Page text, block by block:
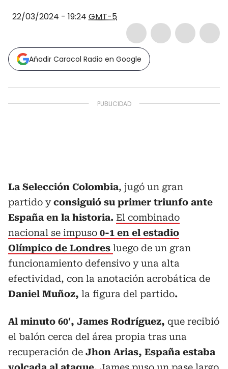
22/03/2024 - 19:24 GMT-5
Añadir Caracol Radio en Google
La Selección Colombia, jugó un gran
partido yconsiguió su primer triunfo ante
España en la historia. El combinado
nacional se impuso 0-1 en el estadio
Olímpico de Londres luego de un gran
funcionamiento defensivo y una alta
efectividad, con la anotación acrobática de
Daniel Muñoz, la figura del partido.
Al minuto 60′, James Rodríguez, que recibió
el balón cerca del área propia tras una
recuperación de Jhon Arias, España estaba